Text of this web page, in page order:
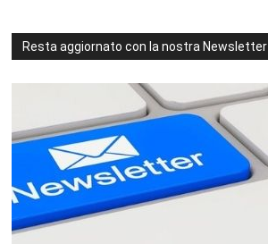
Resta aggiornato con la nostra Newsletter